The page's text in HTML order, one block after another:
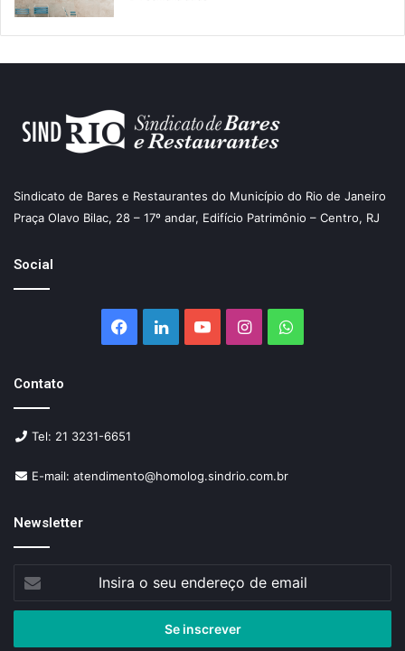
Sindicato de Bares e Restaurantes do Município do Rio de Janeiro
Praça Olavo Bilac, 28 – 17º andar, Edifício Patrimônio – Centro, RJ
Social
Facebook
LinkedinYouTubeInstagramWhatsApp
Contato
Tel: 21 3231-6651
E-mail: atendimento@homolog.sindrio.com.br
Newsletter
seu
de